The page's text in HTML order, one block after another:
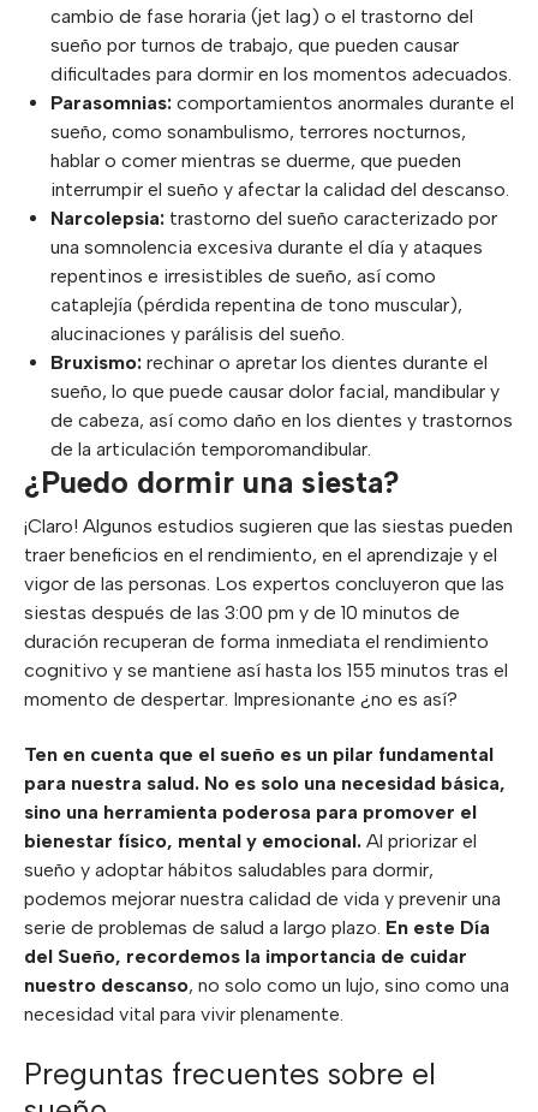
cambio de fase horaria (jet lag) o el trastorno del
sueño por turnos de trabajo, que pueden causar
dificultades para dormir en los momentos adecuados.
Parasomnias: comportamientos anormales durante el
sueño, como sonambulismo, terrores nocturnos,
hablar o comer mientras se duerme, que pueden
interrumpir el sueño y afectar la calidad del descanso.
Narcolepsia: trastorno del sueño caracterizado por
una somnolencia excesiva durante el día y ataques
repentinos e irresistibles de sueño, así como
cataplejía (pérdida repentina de tono muscular),
alucinaciones y parálisis del sueño.
Bruxismo: rechinar o apretar los dientes durante el
sueño, lo que puede causar dolor facial, mandibular y
de cabeza, así como daño en los dientes y trastornos
de la articulación temporomandibular.
¿Puedo dormir una siesta?
¡Claro! Algunos estudios sugieren que las siestas pueden
traer beneficios en el rendimiento, en el aprendizaje y el
vigor de las personas. Los expertos concluyeron que las
siestas después de las 3:00 pm y de 10 minutos de
duración recuperan de forma inmediata el rendimiento
cognitivo y se mantiene así hasta los 155 minutos tras el
momento de despertar. Impresionante ¿no es así?
Ten en cuenta que el sueño es un pilar fundamental
para nuestra salud. No es solo una necesidad básica,
sino una herramienta poderosa para promover el
bienestar físico, mental y emocional. Al priorizar el
sueño y adoptar hábitos saludables para dormir,
podemos mejorar nuestra calidad de vida y prevenir una
serie de problemas de salud a largo plazo. En este Día
del Sueño, recordemos la importancia de cuidar
nuestro descanso, no solo como un lujo, sino como una
necesidad vital para vivir plenamente.
Preguntas frecuentes sobre el